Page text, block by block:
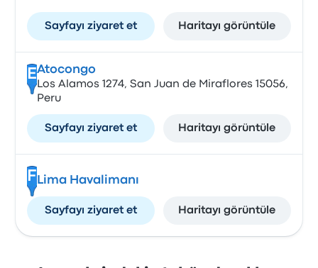
Sayfayı ziyaret et Haritayı görüntüle
EAtocongo
Los Alamos 1274, San Juan de Miraflores 15056,
Peru
Sayfayı ziyaret et Haritayı görüntüle
F Lima Havalimanı
Sayfayı ziyaret et Haritayı görüntüle